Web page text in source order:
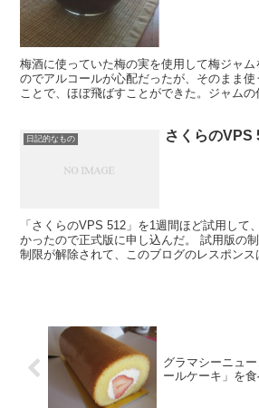
梅酒に使っていた梅の実を使用して梅ジャ
のでアルコールが心配だったが、そのまま
ことで、ほぼ飛ばすことができた。ジャムの
日記的なもの さくらのVPS
「さくらのVPS 512」を1週間ほど試用して
かったので正式版に申し込んだ。 試用版の
制限が解除されて、このブログのレスポンス
グラマシーニュ
ールケーキ」を